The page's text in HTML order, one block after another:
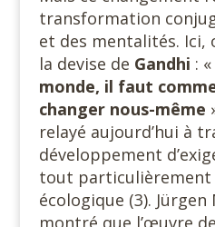
transformation
et des mentalités. Ici,
la devise de Gandhi : «
monde, il faut
changer nous-même
relayé aujourd’hui à
développement
tout particulièrement
écologique (3).
montré que l’œuvre